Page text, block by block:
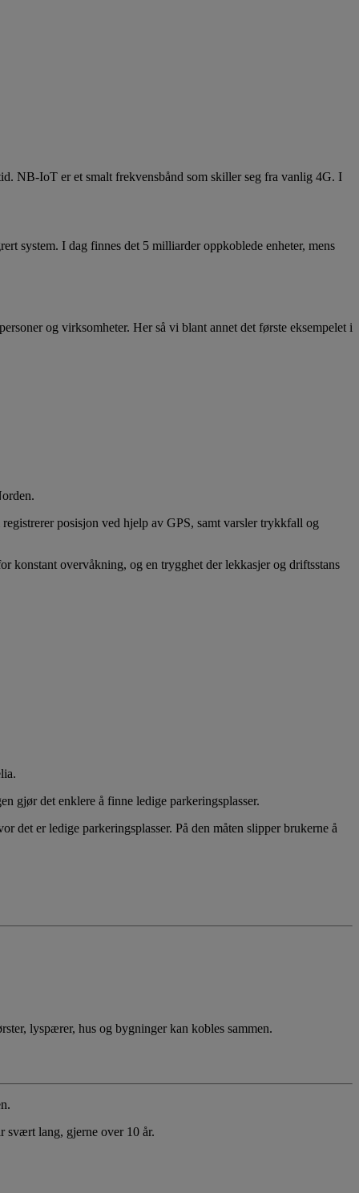
NB-IoT er et smalt frekvensbånd som skiller seg fra vanlig 4G. I
system. I dag finnes det 5 milliarder oppkoblede enheter, mens
og virksomheter. Her så vi blant annet det første eksempelet i
posisjon ved hjelp av GPS, samt varsler trykkfall og
konstant overvåkning, og en trygghet der lekkasjer og driftsstans
gjør det enklere å finne ledige parkeringsplasser.
det er ledige parkeringsplasser. På den måten slipper brukerne å
lyspærer, hus og bygninger kan kobles sammen.
svært lang, gjerne over 10 år.